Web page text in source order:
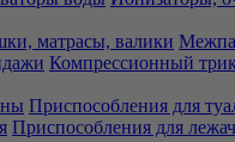
матрасы, валики
Компрессионный
Приспособления для
Приспособления для